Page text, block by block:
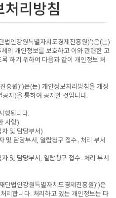
처리방침
법인강원특별자치도경제진흥원)’)은(는)
의 개인정보를 보호하고 이와 관련한 고
하기 위하여 다음과 같이 개인정보 처
흥원)’)은(는) 개인정보처리방침을 개정
지)을 통하여 공지할 것입니다.
행됩니다.
사항)
및 담당부서)
및 담당부서, 열람청구 접수․처리 부서
및 담당부서, 열람청구 접수․처리 부서
단법인강원특별자치도경제진흥원)’)은
리합니다. 처리하고 있는 개인정보는 다